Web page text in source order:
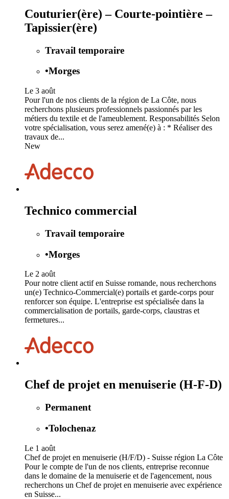
Couturier(ère) – Courte-pointière –
Tapissier(ère)
Travail temporaire
•Morges
Le 3 août
Pour l'un de nos clients de la région de La Côte, nous
recherchons plusieurs professionnels passionnés par les
métiers du textile et de l'ameublement. Responsabilités Selon
votre spécialisation, vous serez amené(e) à : * Réaliser des
travaux de...
New
Technico commercial
Travail temporaire
•Morges
Le 2 août
Pour notre client actif en Suisse romande, nous recherchons
un(e) Technico-Commercial(e) portails et garde-corps pour
renforcer son équipe. L'entreprise est spécialisée dans la
commercialisation de portails, garde-corps, claustras et
fermetures...
Chef de projet en menuiserie (H-F-D)
Permanent
•Tolochenaz
Le 1 août
Chef de projet en menuiserie (H/F/D) - Suisse région La Côte
Pour le compte de l'un de nos clients, entreprise reconnue
dans le domaine de la menuiserie et de l'agencement, nous
recherchons un Chef de projet en menuiserie avec expérience
en Suisse...